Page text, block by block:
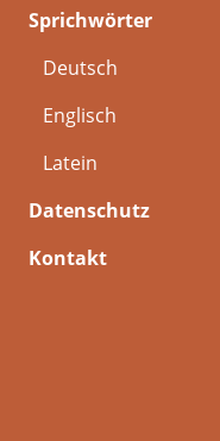
Sprichwörter
Deutsch
Englisch
Latein
Datenschutz
Kontakt